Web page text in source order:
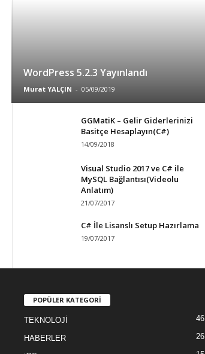
WordPress 5.2.3 Yayınlandı
Murat YALÇIN - 05/09/2019
GGMatiK – Gelir Giderlerinizi
Basitçe Hesaplayın(C#)
14/09/2018
Visual Studio 2017 ve C# ile
MySQL Bağlantısı(Videolu
Anlatım)
21/07/2017
C# İle Lisanslı Setup Hazırlama
19/07/2017
POPÜLER KATEGORİ
TEKNOLOJİ 46
HABERLER 26